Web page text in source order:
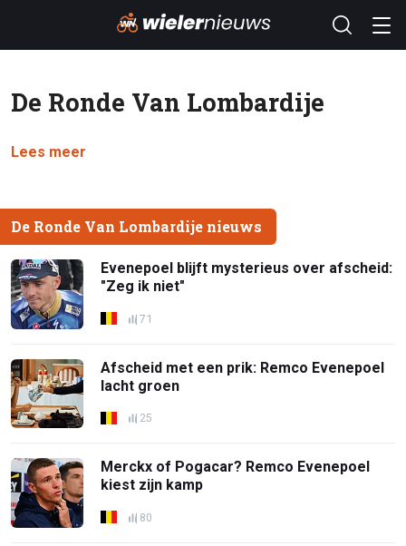
De Ronde Van Lombardije
Lees meer
De Ronde Van Lombardije nieuws
Evenepoel blijft mysterieus over afscheid:
"Zeg ik niet"
71
Afscheid met een prik: Remco Evenepoel
lacht groen
25
Merckx of Pogacar? Remco Evenepoel
kiest zijn kamp
80